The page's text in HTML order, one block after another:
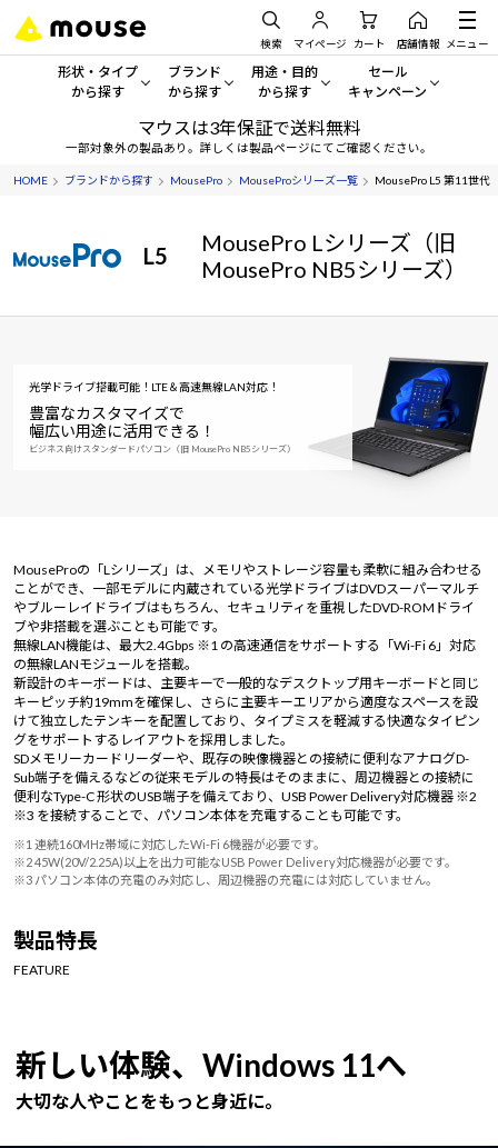
検索 マイページ カート 店舗情報 メニュー
形状・タイプ
から探す
形状・タイプから探す をすべてみる
デスクトップPC
ノートPC
ワークステーション
ディスプレイ
ブランド
から探す
mouse
G TUNE
NEXTGEAR
Windows 11|Copilot+ PC
用途・目的
から探す
一般向けパソコン
ゲーミングPC・ゲーム向けパソコン
クリエイティブ向け
AIおすすめパソコン
セール
キャンペーン
セール・キャンペー
期間限定セール
アウトレットパソコン
すべて新品の旧モデル製品
今イチオシのパソコンをピ
Windows 11 |Copilot+ PC
マウスは3年保証で送料無料
一部対象外の製品あり。詳しくは製品ページにてご確認ください。
HOME ブランドから探す MousePro MouseProシリーズ一覧 MousePro L5 第11世代
L5
MousePro Lシリーズ（旧
MousePro NB5シリーズ）
光学ドライブ搭載可能！LTE＆高速無線LAN対応！
豊富なカスタマイズで
幅広い用途に活用できる！
ビジネス向けスタンダードパソコン（旧 MousePro NB5シリーズ）
MouseProの「Lシリーズ」は、メモリやストレージ容量も柔軟に組み合わせる
ことができ、一部モデルに内蔵されている光学ドライブはDVDスーパーマルチ
やブルーレイドライブはもちろん、セキュリティを重視したDVD-ROMドライ
ブや非搭載を選ぶことも可能です。
無線LAN機能は、最大2.4Gbps ※1 の高速通信をサポートする「Wi-Fi 6」対応
の無線LANモジュールを搭載。
新設計のキーボードは、主要キーで一般的なデスクトップ用キーボードと同じ
キーピッチ約19mmを確保し、さらに主要キーエリアから適度なスペースを設
けて独立したテンキーを配置しており、タイプミスを軽減する快適なタイピン
グをサポートするレイアウトを採用しました。
SDメモリーカードリーダーや、既存の映像機器との接続に便利なアナログD-
Sub端子を備えるなどの従来モデルの特長はそのままに、周辺機器との接続に
便利なType-C 形状のUSB端子を備えており、USB Power Delivery対応機器 ※2
※3 を接続することで、パソコン本体を充電することも可能です。
※1 連続160MHz帯域に対応したWi-Fi 6機器が必要です。
※2 45W(20V/2.25A)以上を出力可能なUSB Power Delivery対応機器が必要です。
※3 パソコン本体の充電のみ対応し、周辺機器の充電には対応していません。
製品特長
FEATURE
新しい体験、Windows 11へ
大切な人やことをもっと身近に。